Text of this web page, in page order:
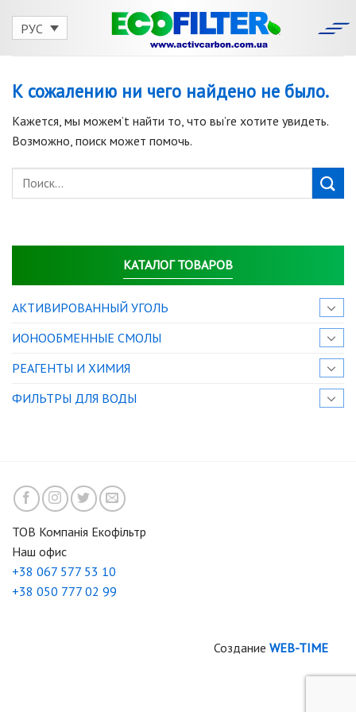
РУС
КАТАЛОГ ТОВАРОВ
АКТИВИРОВАННЫЙ УГОЛЬ
ИОНООБМЕННЫЕ СМОЛЫ
РЕАГЕНТЫ И ХИМИЯ
ФИЛЬТРЫ ДЛЯ ВОДЫ
К сожалению ни чего найдено не было.
Кажется, мы можем’t найти то, что вы’re хотите увидеть.
Возможно, поиск может помочь.
ТОВ Компанія Екофільтр
Наш офис
+38 067 577 53 10
+38 050 777 02 99
Создание WEB-TIME